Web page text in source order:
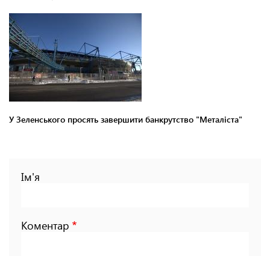
У Зеленського просять завершити банкрутство "Металіста"
Ім'я
Коментар